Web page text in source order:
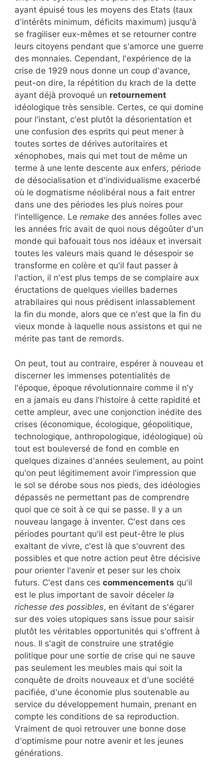
ayant épuisé tous les moyens des Etats (taux
d'intérêts minimum, déficits maximum) jusqu'à
se fragiliser eux-mêmes et se retourner contre
leurs citoyens pendant que s'amorce une guerre
des monnaies. Cependant, l'expérience de la
crise de 1929 nous donne un coup d'avance,
peut-on dire, la répétition du krach de la dette
ayant déjà provoqué un retournement
idéologique très sensible. Certes, ce qui domine
pour l'instant, c'est plutôt la désorientation et
une confusion des esprits qui peut mener à
toutes sortes de dérives autoritaires et
xénophobes, mais qui met tout de même un
terme à une lente descente aux enfers, période
de désocialisation et d'individualisme exacerbé
où le dogmatisme néolibéral nous a fait entrer
dans une des périodes les plus noires pour
l'intelligence. Le remake des années folles avec
les années fric avait de quoi nous dégoûter d'un
monde qui bafouait tous nos idéaux et inversait
toutes les valeurs mais quand le désespoir se
transforme en colère et qu'il faut passer à
l'action, il n'est plus temps de se complaire aux
éructations de quelques vieilles badernes
atrabilaires qui nous prédisent inlassablement
la fin du monde, alors que ce n'est que la fin du
vieux monde à laquelle nous assistons et qui ne
mérite pas tant de remords.
On peut, tout au contraire, espérer à nouveau et
discerner les immenses potentialités de
l'époque, époque révolutionnaire comme il n'y
en a jamais eu dans l'histoire à cette rapidité et
cette ampleur, avec une conjonction inédite des
crises (économique, écologique, géopolitique,
technologique, anthropologique, idéologique) où
tout est bouleversé de fond en comble en
quelques dizaines d'années seulement, au point
qu'on peut légitimement avoir l'impression que
le sol se dérobe sous nos pieds, des idéologies
dépassés ne permettant pas de comprendre
quoi que ce soit à ce qui se passe. Il y a un
nouveau langage à inventer. C'est dans ces
périodes pourtant qu'il est peut-être le plus
exaltant de vivre, c'est là que s'ouvrent des
possibles et que notre action peut être décisive
pour orienter l'avenir et peser sur les choix
futurs. C'est dans ces commencements qu'il
est le plus important de savoir déceler la
richesse des possibles, en évitant de s'égarer
sur des voies utopiques sans issue pour saisir
plutôt les véritables opportunités qui s'offrent à
nous. Il s'agit de construire une stratégie
politique pour une sortie de crise qui ne sauve
pas seulement les meubles mais qui soit la
conquête de droits nouveaux et d'une société
pacifiée, d'une économie plus soutenable au
service du développement humain, prenant en
compte les conditions de sa reproduction.
Vraiment de quoi retrouver une bonne dose
d'optimisme pour notre avenir et les jeunes
générations.